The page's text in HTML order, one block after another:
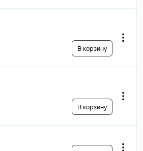
В корзину
В корзину